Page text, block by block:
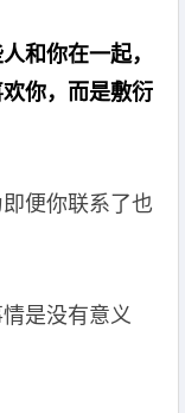
和你在一起，
你，而是敷衍
便你联系了也
是没有意义